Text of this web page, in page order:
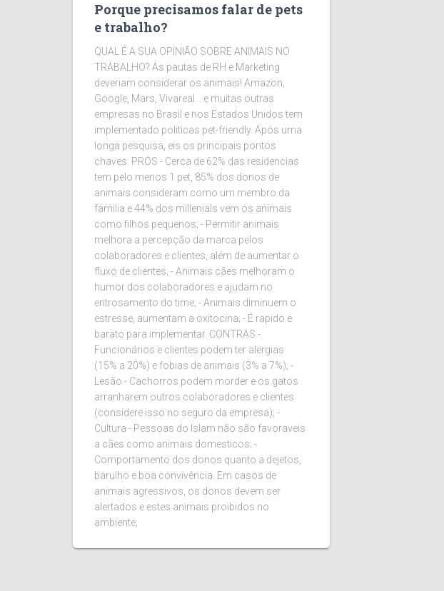
Porque precisamos falar de pets
e trabalho?
QUAL É A SUA OPINIÃO SOBRE ANIMAIS NO
TRABALHO? As pautas de RH e Marketing
deveriam considerar os animais! Amazon,
Google, Mars, Vivareal... e muitas outras
empresas no Brasil e nos Estados Unidos tem
implementado politicas pet-friendly. Após uma
longa pesquisa, eis os principais pontos
chaves: PRÓS - Cerca de 62% das residencias
tem pelo menos 1 pet, 85% dos donos de
animais consideram como um membro da
familia e 44% dos millenials vem os animais
como filhos pequenos; - Permitir animais
melhora a percepção da marca pelos
colaboradores e clientes, além de aumentar o
fluxo de clientes; - Animais cães melhoram o
humor dos colaboradores e ajudam no
entrosamento do time; - Animais diminuem o
estresse, aumentam a oxitocina; - É rapido e
barato para implementar. CONTRAS -
Funcionários e clientes podem ter alergias
(15% a 20%) e fobias de animais (3% a 7%); -
Lesão - Cachorros podem morder e os gatos
arranharem outros colaboradores e clientes
(considere isso no seguro da empresa); -
Cultura - Pessoas do Islam não são favoraveis
a cães como animais domesticos; -
Comportamento dos donos quanto a dejetos,
barulho e boa convivência. Em casos de
animais agressivos, os donos devem ser
alertados e estes animais proibidos no
ambiente;